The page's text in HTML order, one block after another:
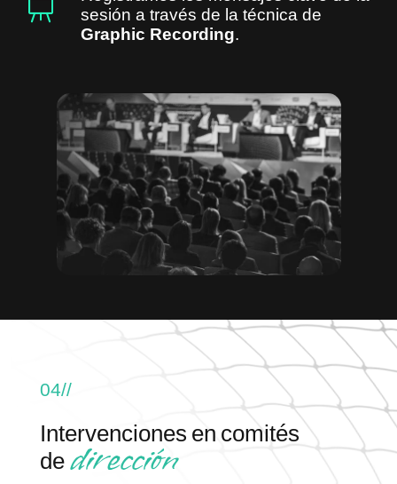
sesión a través de la técnica de
Graphic Recording.
04//
Intervenciones en comités
dedirección